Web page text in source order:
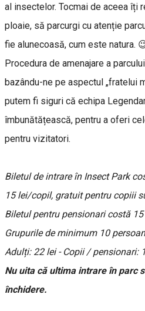
al insectelor. Tocmai de aceea îți
ploaie, să parcurgi cu atenție
fie alunecoasă, cum este natura.
Procedura de amenajare a
bazându-ne pe aspectul „fratelui
putem fi siguri că echipa
îmbunătățească, pentru a oferi
pentru vizitatori.
Biletul de intrare în Insect Park
15 lei/copil, gratuit pentru copiii
Biletul pentru pensionari costă 15
Grupurile de minimum 10
Adulți: 22 lei - Copii / pensionari:
Nu uita că ultima intrare în parc
închidere.